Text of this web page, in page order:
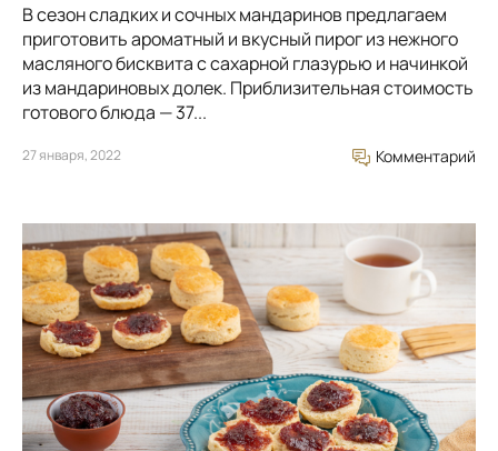
В сезон сладких и сочных мандаринов предлагаем
приготовить ароматный и вкусный пирог из нежного
масляного бисквита с сахарной глазурью и начинкой
из мандариновых долек. Приблизительная стоимость
готового блюда — 37...
27 января, 2022 Комментарий